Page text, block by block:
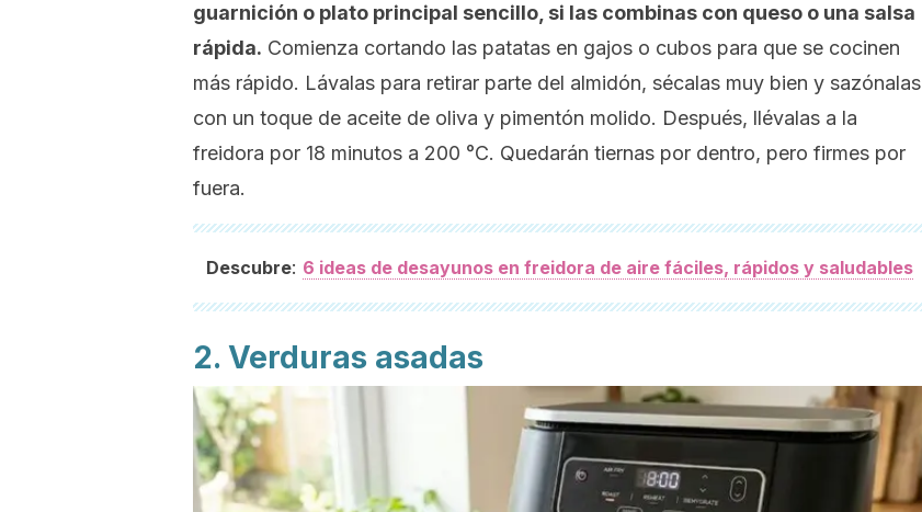
guarnición o plato principal sencillo, si las combinas con queso o una salsa
rápida. Comienza cortando las patatas en gajos o cubos para que se cocinen
más rápido. Lávalas para retirar parte del almidón, sécalas muy bien y sazónalas
con un toque de aceite de oliva y pimentón molido. Después, llévalas a la
freidora por 18 minutos a 200 °C. Quedarán tiernas por dentro, pero firmes por
fuera.
Descubre: 6 ideas de desayunos en freidora de aire fáciles, rápidos y saludables
2. Verduras asadas